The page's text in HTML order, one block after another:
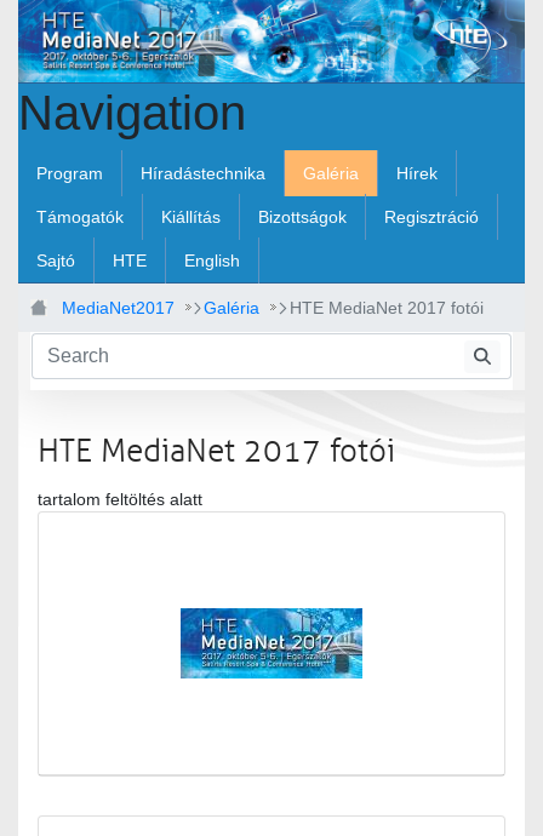
Skip to Main Content
Navigation
Program Híradástechnika Galéria Hírek
Támogatók Kiállítás Bizottságok Regisztráció
Sajtó HTE English
MediaNet2017 Galéria HTE MediaNet 2017 fotói
HTE MediaNet 2017 fotói
tartalom feltöltés alatt